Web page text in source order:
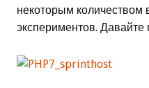
некоторым количеством
экспериментов. Давайте